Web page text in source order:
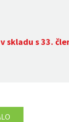
skladu s 33.